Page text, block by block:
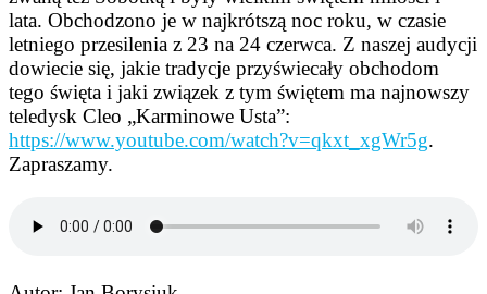
lata. Obchodzono je w najkrótszą noc roku, w czasie
letniego przesilenia z 23 na 24 czerwca. Z naszej audycji
dowiecie się, jakie tradycje przyświecały obchodom
tego święta i jaki związek z tym świętem ma najnowszy
teledysk Cleo „Karminowe Usta”:
https://www.youtube.com/watch?v=qkxt_xgWr5g.
Zapraszamy.